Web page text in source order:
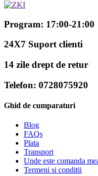
Program: 17:00-21:00
24X7 Suport clienti
14 zile drept de retur
Telefon: 0728075920
Ghid de cumparaturi
Blog
FAQs
Plata
Transport
Unde este comanda
Termeni si conditii